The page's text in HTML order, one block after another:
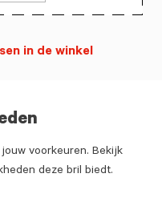
voorkeuren. Bekijk
deze bril biedt.
in de winkel